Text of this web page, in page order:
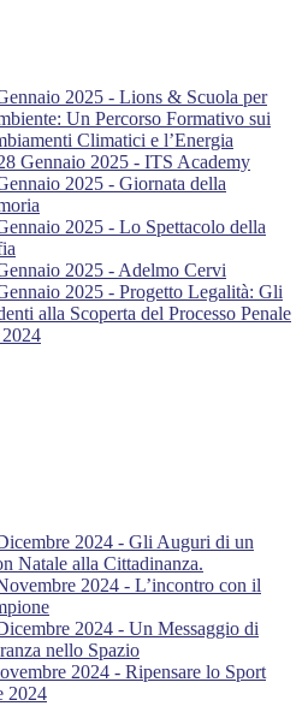
2025 - Lions & Scuola per
Un Percorso Formativo sui
Climatici e l’Energia
Gennaio 2025 - ITS Academy
2025 - Giornata della
2025 - Lo Spettacolo della
2025 - Adelmo Cervi
2025 - Progetto Legalità: Gli
alla Scoperta del Processo Penale
2024 - Gli Auguri di un
Natale alla Cittadinanza.
2024 - L’incontro con il
2024 - Un Messaggio di
nello Spazio
2024 - Ripensare lo Sport
2024